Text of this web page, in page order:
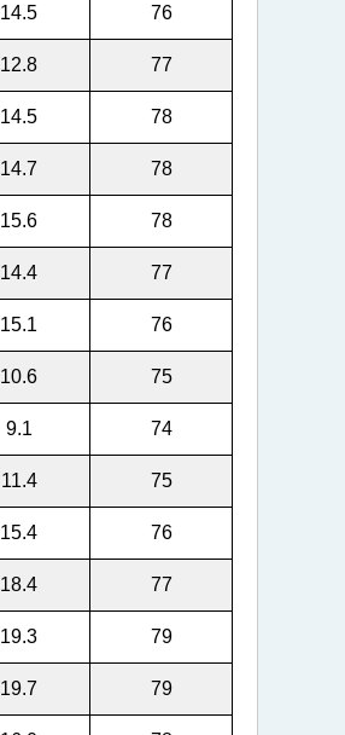
14.5 76
12.8 77
14.5 78
14.7 78
15.6 78
14.4 77
15.1 76
10.6 75
9.1 74
11.4 75
15.4 76
18.4 77
19.3 79
19.7 79